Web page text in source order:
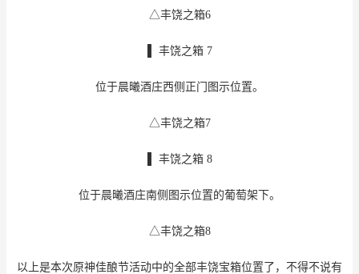
△丰饶之箱6
▌ 丰饶之箱 7
位于晨曦酒庄西侧正门图示位置。
△丰饶之箱7
▌ 丰饶之箱 8
位于晨曦酒庄南侧图示位置的葡萄架下。
△丰饶之箱8
以上是本次原神佳酿节活动中的全部丰饶宝箱位置了，不得不说有